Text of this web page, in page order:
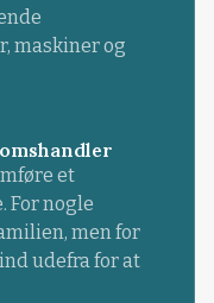
maskiner og
et
For nogle
men for
udefra for at